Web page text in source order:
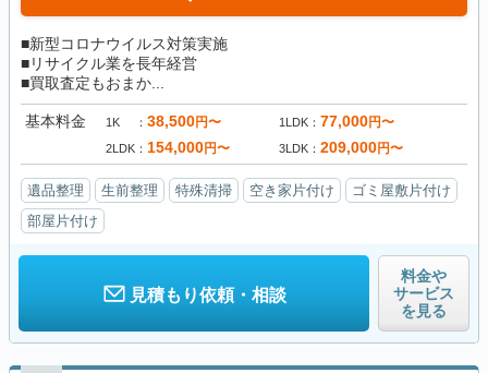
■新型コロナウイルス対策実施
■リサイクル業を長年経営
■買取査定もおまか...
基本料金 1K 38,500円〜 1LDK 77,000円〜
2LDK 154,000円〜 3LDK 209,000円〜
遺品整理 生前整理 特殊清掃 空き家片付け
ゴミ屋敷片付け
部屋片付け
見積もり依頼・相談
料金や
サービス
を見る